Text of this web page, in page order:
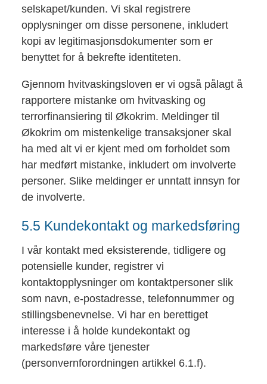
selskapet/kunden. Vi skal registrere
opplysninger om disse personene, inkludert
kopi av legitimasjonsdokumenter som er
benyttet for å bekrefte identiteten.
Gjennom hvitvaskingsloven er vi også pålagt å
rapportere mistanke om hvitvasking og
terrorfinansiering til Økokrim. Meldinger til
Økokrim om mistenkelige transaksjoner skal
ha med alt vi er kjent med om forholdet som
har medført mistanke, inkludert om involverte
personer. Slike meldinger er unntatt innsyn for
de involverte.
5.5 Kundekontakt og markedsføring
I vår kontakt med eksisterende, tidligere og
potensielle kunder, registrer vi
kontaktopplysninger om kontaktpersoner slik
som navn, e-postadresse, telefonnummer og
stillingsbenevnelse. Vi har en berettiget
interesse i å holde kundekontakt og
markedsføre våre tjenester
(personvernforordningen artikkel 6.1.f).